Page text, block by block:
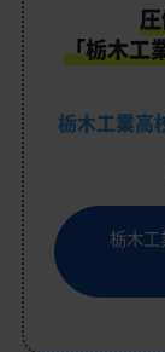
「栃木工
栃木工業高
栃木